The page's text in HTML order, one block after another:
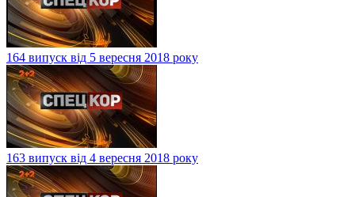
164 випуск від 5 вересня 2018 року
163 випуск від 4 вересня 2018 року